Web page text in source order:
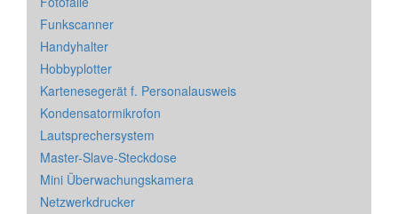
Funkscanner
Handyhalter
Hobbyplotter
Kartenesegerät f. Personalausweis
Kondensatormikrofon
Lautsprechersystem
Master-Slave-Steckdose
Mini Überwachungskamera
Netzwerkdrucker